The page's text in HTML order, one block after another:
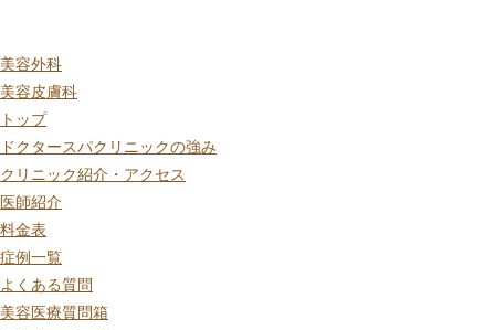
美容外科
美容皮膚科
トップ
ドクタースパクリニックの強み
クリニック紹介・アクセス
医師紹介
料金表
症例一覧
よくある質問
美容医療質問箱